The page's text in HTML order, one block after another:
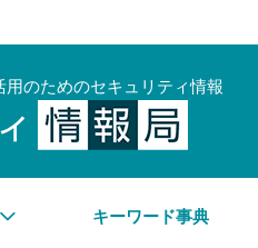
式会社
のためのセキュリティ情報
キーワード事典